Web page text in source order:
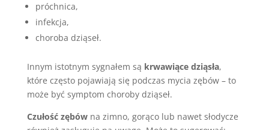
próchnica,
infekcja,
choroba dziąseł.
Innym istotnym sygnałem są krwawiące dziąsła,
które często pojawiają się podczas mycia zębów – to
może być symptom choroby dziąseł.
Czułość zębówna zimno, gorąco lub nawet słodycze